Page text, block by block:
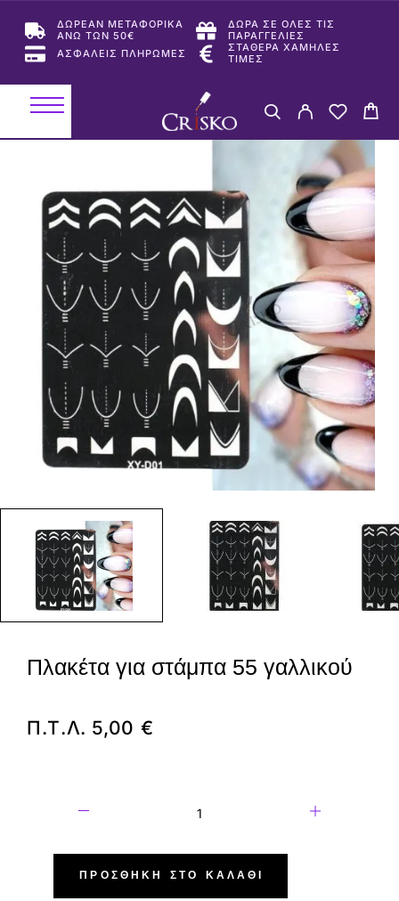
ΔΩΡΕΑΝ ΜΕΤΑΦΟΡΙΚΑ
ΑΝΩ ΤΩΝ 50€
ΔΩΡΑ ΣΕ ΟΛΕΣ ΤΙΣ
ΠΑΡΑΓΓΕΛΙΕΣ
ΑΣΦΑΛΕΙΣ ΠΛΗΡΩΜΕΣ
ΣΤΑΘΕΡΑ ΧΑΜΗΛΕΣ
ΤΙΜΕΣ
Πλακέτα για στάμπα 55 γαλλικού
Π.Τ.Λ. 5,00 €
ΠΡΟΣΘΉΚΗ ΣΤΟ ΚΑΛΆΘΙ